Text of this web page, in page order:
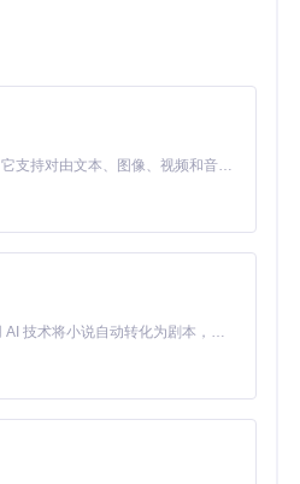
，3件支持装备（戒指、项链、
MiniMax H3 是一个通用的全模态生成系统。它支持对由文本、图像、视频和音频组成的多模态上下文进行统一理解，并能生成分辨率高达 2K、时长可达 15 秒的带原生立体声音频的视频。得益于面向任务泛化的系统设计，H3 在预训练阶段就已具备广泛的多模态上下文理解与生成能力，能够出色地执行复杂的多模态指令。
Toonflow 是一款 AI 短剧漫剧工具，能够利用 AI 技术将小说自动转化为剧本，并结合 AI 生成的图片和视频，实现高效的短剧创作。借助 Toonflow，可以轻松完成从文字到影像的全流程，让短剧制作变得更加智能与便捷。